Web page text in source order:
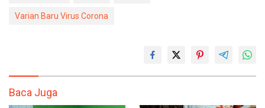
Varian Baru Virus Corona
Baca Juga